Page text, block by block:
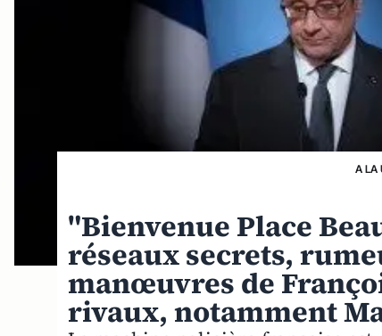
A LA
"Bienvenue Place
réseaux secrets,
manœuvres de
rivaux, notamment